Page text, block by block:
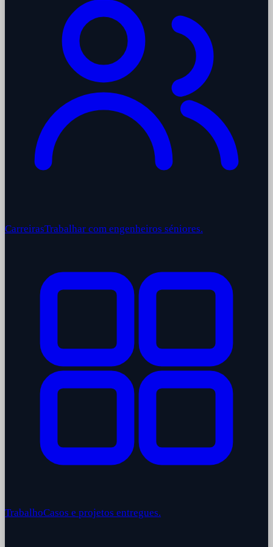
CarreirasTrabalhar com engenheiros séniores.
TrabalhoCasos e projetos entregues.